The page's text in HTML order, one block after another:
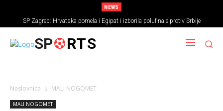
NEWS
SP Zagreb: Hrvatska pomela i Egipat i izborila polufinale protiv Srbije
SP RTS
Naslovnica MALI NOGOMET
MALI NOGOMET